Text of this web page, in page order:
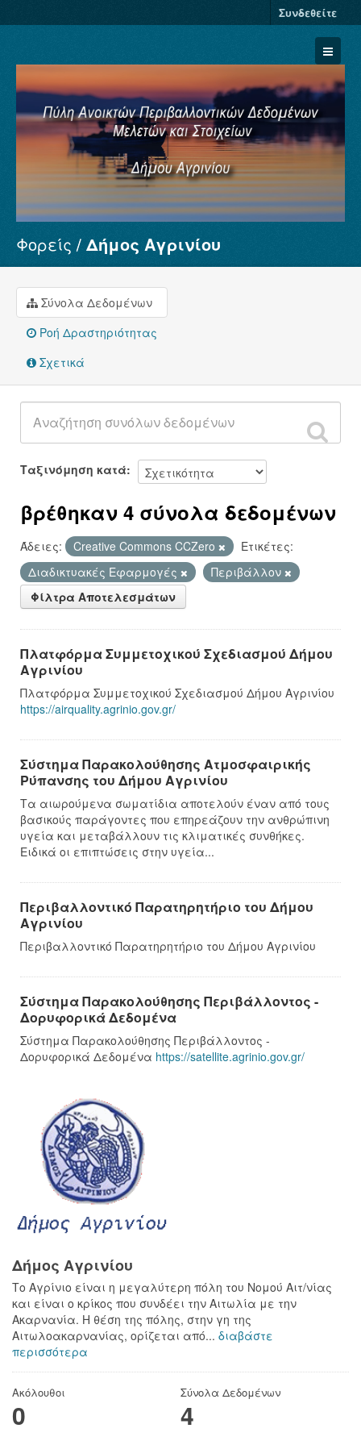
Συνδεθείτε
Σύνολα Δεδομένων
Φορείς
Ομάδες
Σχετικά
Φορείς Δήμος Αγρινίου
Σύνολα Δεδομένων
Ροή Δραστηριότητας
Σχετικά
Ταξινόμηση κατά
βρέθηκαν 4 σύνολα δεδομένων
Άδειες: Creative Commons CCZero
Ετικέτες:
Διαδικτυακές Εφαρμογές
Περιβάλλον
Φίλτρα Αποτελεσμάτων
Πλατφόρμα Συμμετοχικού Σχεδιασμού Δήμου
Αγρινίου
Πλατφόρμα Συμμετοχικού Σχεδιασμού Δήμου Αγρινίου
https://airquality.agrinio.gov.gr/
Σύστημα Παρακολούθησης Ατμοσφαιρικής
Ρύπανσης του Δήμου Αγρινίου
Τα αιωρούμενα σωματίδια αποτελούν έναν από τους
βασικούς παράγοντες που επηρεάζουν την ανθρώπινη
υγεία και μεταβάλλουν τις κλιματικές συνθήκες.
Ειδικά οι επιπτώσεις στην υγεία...
Περιβαλλοντικό Παρατηρητήριο του Δήμου
Αγρινίου
Περιβαλλοντικό Παρατηρητήριο του Δήμου Αγρινίου
Σύστημα Παρακολούθησης Περιβάλλοντος -
Δορυφορικά Δεδομένα
Σύστημα Παρακολούθησης Περιβάλλοντος -
Δορυφορικά Δεδομένα https://satellite.agrinio.gov.gr/
Δήμος Αγρινίου
Το Αγρίνιο είναι η μεγαλύτερη πόλη του Νομού Αιτ/νίας
και είναι ο κρίκος που συνδέει την Αιτωλία με την
Ακαρνανία. Η θέση της πόλης, στην γη της
Αιτωλοακαρνανίας, ορίζεται από... διαβάστε
περισσότερα
Ακόλουθοι
0
Σύνολα Δεδομένων
4